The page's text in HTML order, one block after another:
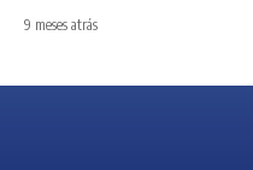
9 meses atrás